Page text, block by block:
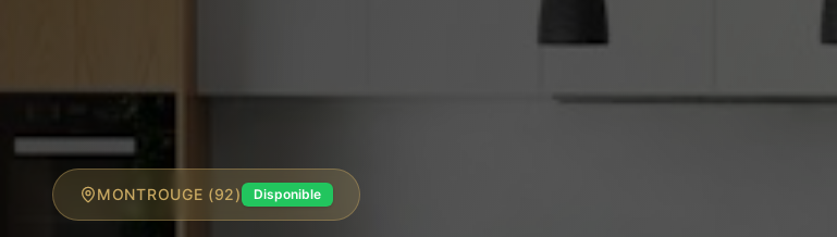
MONTROUGE (92) Disponible